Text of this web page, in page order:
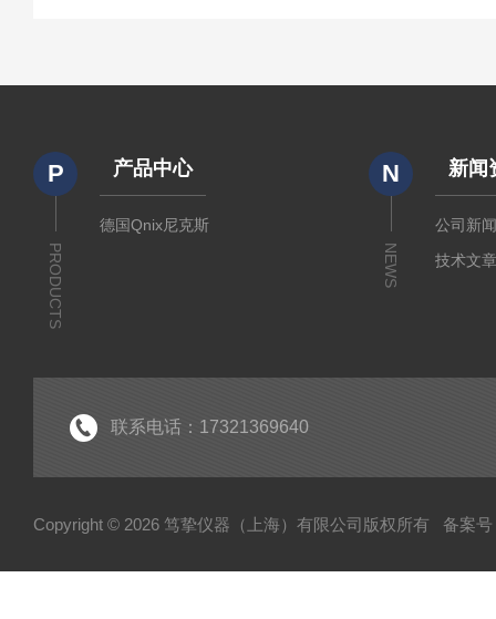
P
PRODUCTS
产品中心
德国Qnix尼克斯
N
NEWS
新闻
公司新
技术文
联系电话：17321369640
Copyright © 2026 笃挚仪器（上海）有限公司版权所有 备案号